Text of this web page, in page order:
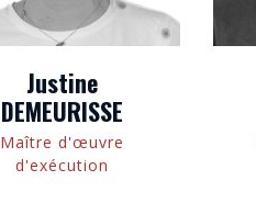
Justine
DEMEURISSE
Maître d'œuvre
d'exécution